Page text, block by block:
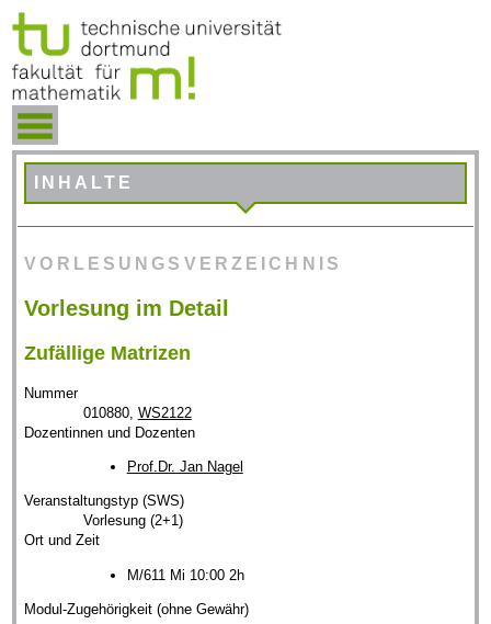
INHALTE
VORLESUNGSVERZEICHNIS
Vorlesung im Detail
Zufällige Matrizen
Nummer
010880, WS2122
Dozentinnen und Dozenten
Prof.Dr. Jan Nagel
Veranstaltungstyp (SWS)
Vorlesung (2+1)
Ort und Zeit
M/611 Mi 10:00 2h
Modul-Zugehörigkeit (ohne Gewähr)